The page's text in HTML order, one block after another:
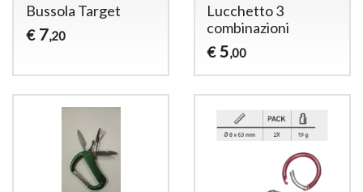
Bussola Target
€ 7,20
Lucchetto 3
combinazioni
€ 5,00